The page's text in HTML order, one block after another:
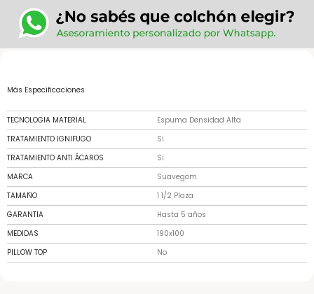
Más Especificaciones
TECNOLOGIA MATERIAL
Espuma Densidad Alta
TRATAMIENTO IGNIFUGO
Si
TRATAMIENTO ANTI ÁCAROS
Si
MARCA
Suavegom
TAMAÑO
1 1/2 Plaza
GARANTIA
Hasta 5 años
MEDIDAS
190x100
PILLOW TOP
No